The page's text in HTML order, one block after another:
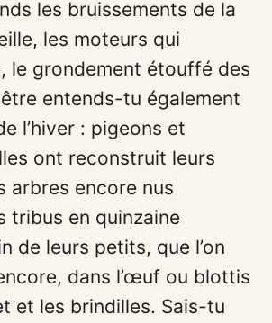
les bruissements de la
les moteurs qui
le grondement étouffé des
entends-tu également
l’hiver : pigeons et
ont reconstruit leurs
arbres encore nus
tribus en quinzaine
de leurs petits, que l’on
dans l’œuf ou blottis
et les brindilles. Sais-tu